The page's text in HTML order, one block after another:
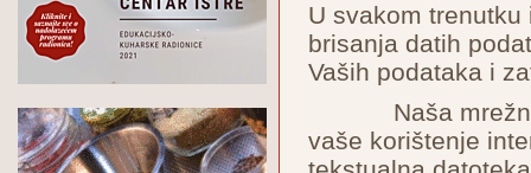
U svakom
brisanja datih
Vaših podataka i
Naša mrežna
vaše korištenje